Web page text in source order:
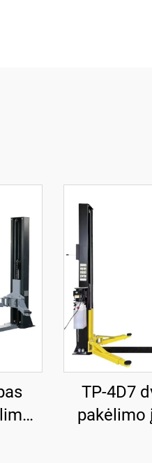
TP-4D7
pakėlimo